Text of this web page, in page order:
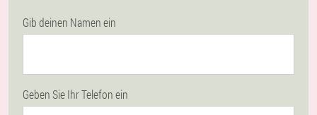
Gib deinen Namen ein
Geben Sie Ihr Telefon ein